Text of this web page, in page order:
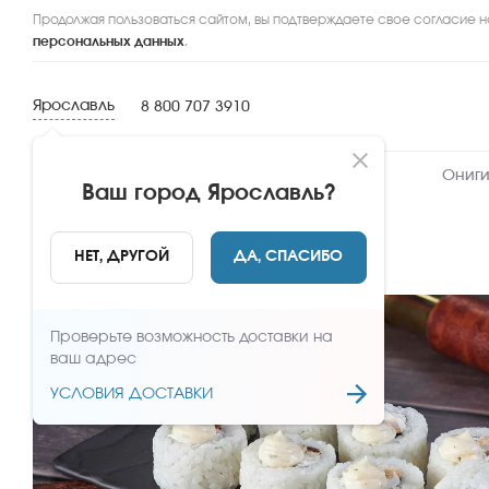
Продолжая пользоваться сайтом, вы подтверждаете свое согласие
персональных данных.
Ярославль
Ваш город Ярославль?
НЕТ, ДРУГОЙ ДА, СПАСИБО
Проверьте возможность доставки на
ваш адрес
УСЛОВИЯ ДОСТАВКИ
8 800 707 3910
НАЗАД